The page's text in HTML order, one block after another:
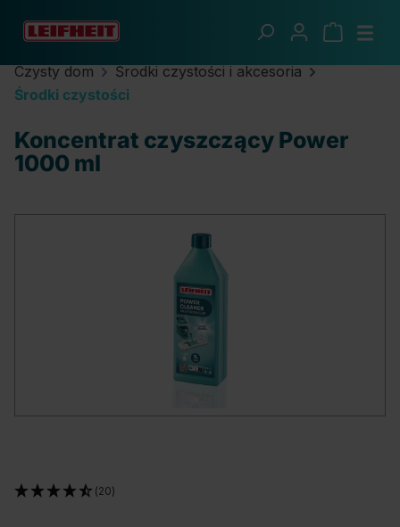
Przejdź do głównej zawartości
Czysty dom
Środki czystości i akcesoria
Środki czystości
Koncentrat czyszczący Power
1000 ml
(20)